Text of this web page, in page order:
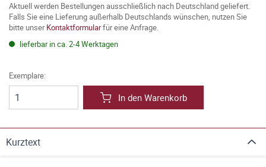
Aktuell werden Bestellungen ausschließlich nach Deutschland geliefert.
Falls Sie eine Lieferung außerhalb Deutschlands wünschen, nutzen Sie
bitte unserKontaktformularfür eine Anfrage.
lieferbar in ca. 2-4 Werktagen
Exemplare:
In den Warenkorb
Kurztext